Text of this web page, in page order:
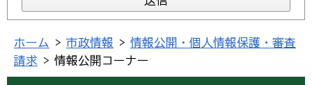
ホーム > 市政情報 > 情報公開・個人情報保護・審査
請求 > 情報公開コーナー